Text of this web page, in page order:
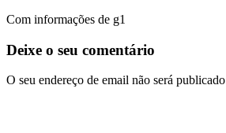
Com informações de g1
Deixe o seu comentário
O seu endereço de email não será publicado